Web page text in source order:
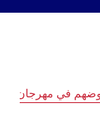
في مهرجان